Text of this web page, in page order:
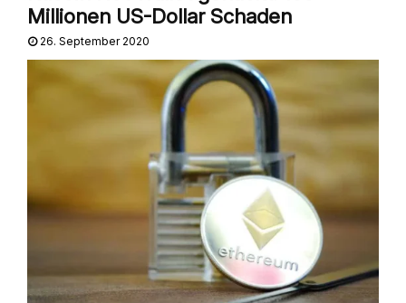
Millionen US-Dollar Schaden
26. September 2020